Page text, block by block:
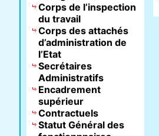
Corps de l’inspection
du travail
Corps des attachés
d’administration de
l’Etat
Secrétaires
Administratifs
Encadrement
supérieur
Contractuels
Statut Général des